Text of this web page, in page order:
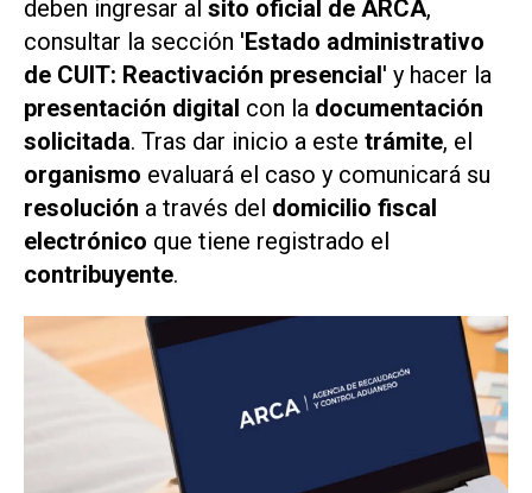
deben ingresar al sito oficial de ARCA,
consultar la sección 'Estado administrativo
de CUIT: Reactivación presencial' y hacer la
presentación digital con la documentación
solicitada. Tras dar inicio a este trámite, el
organismo evaluará el caso y comunicará su
resolución a través del domicilio fiscal
electrónico que tiene registrado el
contribuyente.